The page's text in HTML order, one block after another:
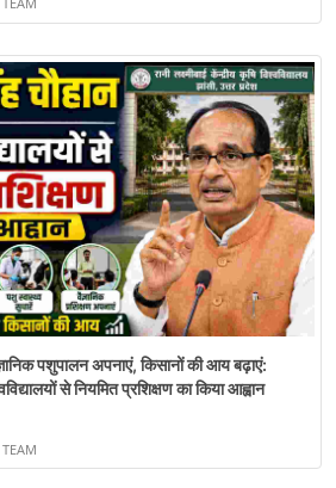
पशुपालन अपनाएं, किसानों की आय बढ़ाएं:
से नियमित प्रशिक्षण का किया आह्वान